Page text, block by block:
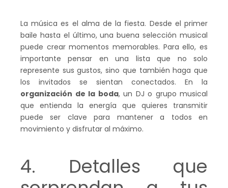
La música es el alma de la fiesta. Desde el primer
baile hasta el último, una buena selección musical
puede crear momentos memorables. Para ello, es
importante pensar en una lista que no solo
represente sus gustos, sino que también haga que
los invitados se sientan conectados. En la
organización de la boda, un DJ o grupo musical
que entienda la energía que quieres transmitir
puede ser clave para mantener a todos en
movimiento y disfrutar al máximo.
4. Detalles que